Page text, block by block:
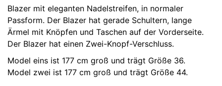
Blazer mit eleganten Nadelstreifen, in normaler
Passform. Der Blazer hat gerade Schultern, lange
Ärmel mit Knöpfen und Taschen auf der Vorderseite.
Der Blazer hat einen Zwei-Knopf-Verschluss.
Model eins ist 177 cm groß und trägt Größe 36.
Model zwei ist 177 cm groß und trägt Größe 44.